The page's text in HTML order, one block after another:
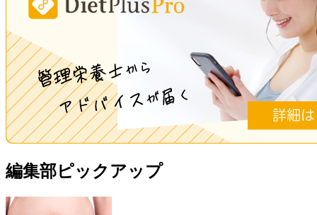
編集部ピックアップ